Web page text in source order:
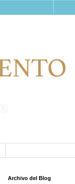
Archivo del Blog